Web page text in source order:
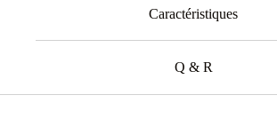
Caractéristiques
Q & R